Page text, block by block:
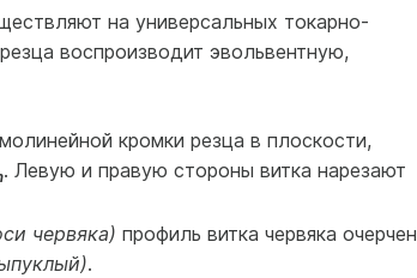
на универсальных токарно-
воспроизводит эвольвентную,
кромки резца в плоскости,
. Левую и правую стороны витка нарезают
червяка) профиль витка червяка очерчен
.